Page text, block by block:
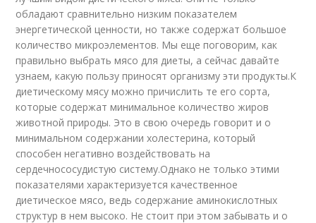
обладают сравнительно низким показателем
энергетической ценности, но также содержат большое
количество микроэлементов. Мы еще поговорим, как
правильно выбрать мясо для диеты, а сейчас давайте
узнаем, какую пользу приносят организму эти продукты.К
диетическому мясу можно причислить те его сорта,
которые содержат минимальное количество жиров
животной природы. Это в свою очередь говорит и о
минимальном содержании холестерина, который
способен негативно воздействовать на
сердечнососудистую систему.Однако не только этими
показателями характеризуется качественное
диетическое мясо, ведь содержание аминокислотных
структур в нем высоко. Не стоит при этом забывать и о